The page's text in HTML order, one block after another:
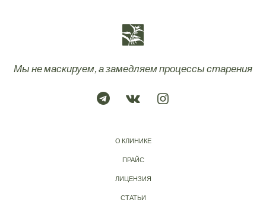
Мы не маскируем, а замедляем процессы старения
О КЛИНИКЕ
ПРАЙС
ЛИЦЕНЗИЯ
СТАТЬИ